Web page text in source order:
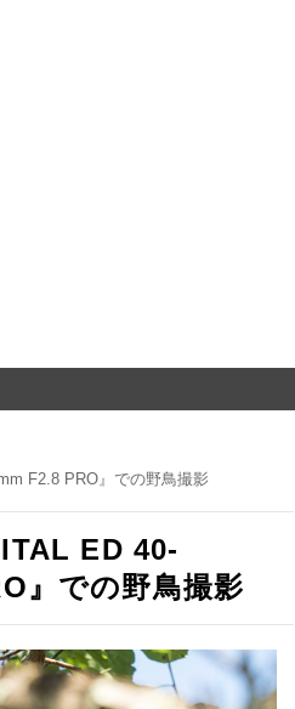
F2.8 PRO』での野鳥撮影
ED 40-
』での野鳥撮影